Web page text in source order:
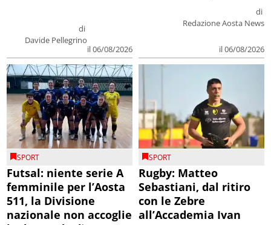
di
Davide Pellegrino
il 06/08/2026
di
Redazione Aosta News
il 06/08/2026
SPORT
Futsal: niente serie A
femminile per l’Aosta
511, la Divisione
nazionale non accoglie
SPORT
Rugby: Matteo
Sebastiani, dal ritiro
con le Zebre
all’Accademia Ivan